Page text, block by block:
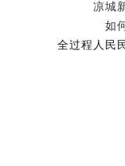
凉城
如
全过程人民